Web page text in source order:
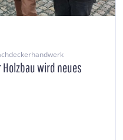
Holzbau wird neues